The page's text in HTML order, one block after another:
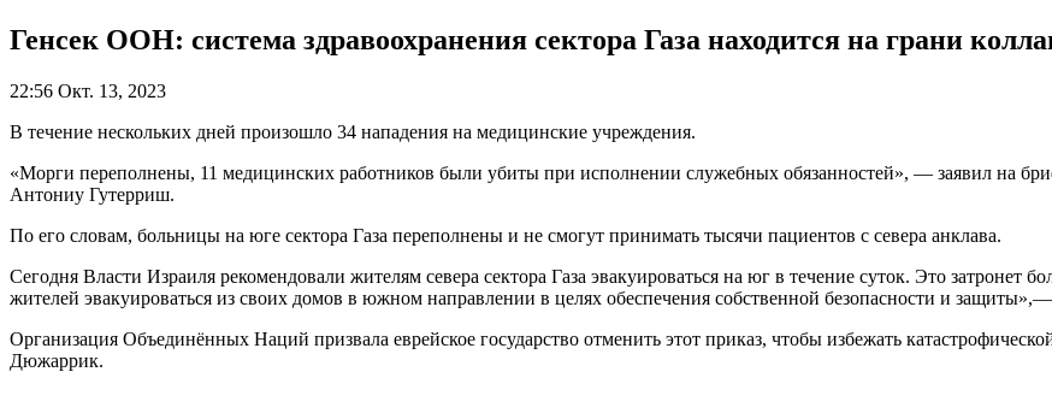
Генсек ООН: система здравоохранения сектора Газа находится на грани
22:56 Окт. 13, 2023
В течение нескольких дней произошло 34 нападения на медицинские учреждения.
«Морги переполнены, 11 медицинских работников были убиты при исполнении служебных обязанностей», — заявил на
Антониу Гутерриш.
По его словам, больницы на юге сектора Газа переполнены и не смогут принимать тысячи пациентов с севера анклава.
Сегодня Власти Израиля рекомендовали жителям севера сектора Газа эвакуироваться на юг в течение суток. Это
жителей эвакуироваться из своих домов в южном направлении в целях обеспечения собственной безопасности и
Организация Объединённых Наций призвала еврейское государство отменить этот приказ, чтобы избежать
Дюжаррик.